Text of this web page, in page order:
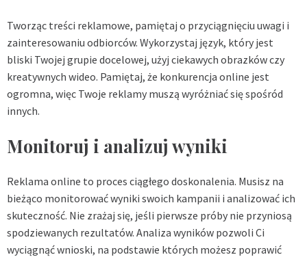
Tworząc treści reklamowe, pamiętaj o przyciągnięciu uwagi i
zainteresowaniu odbiorców. Wykorzystaj język, który jest
bliski Twojej grupie docelowej, użyj ciekawych obrazków czy
kreatywnych wideo. Pamiętaj, że konkurencja online jest
ogromna, więc Twoje reklamy muszą wyróżniać się spośród
innych.
Monitoruj i analizuj wyniki
Reklama online to proces ciągłego doskonalenia. Musisz na
bieżąco monitorować wyniki swoich kampanii i analizować ich
skuteczność. Nie zrażaj się, jeśli pierwsze próby nie przyniosą
spodziewanych rezultatów. Analiza wyników pozwoli Ci
wyciągnąć wnioski, na podstawie których możesz poprawić